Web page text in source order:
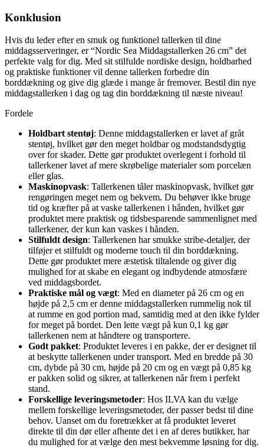
Konklusion
Hvis du leder efter en smuk og funktionel tallerken til dine
middagsserveringer, er “Nordic Sea Middagstallerken 26 cm” det
perfekte valg for dig. Med sit stilfulde nordiske design, holdbarhed
og praktiske funktioner vil denne tallerken forbedre din
borddækning og give dig glæde i mange år fremover. Bestil din nye
middagstallerken i dag og tag din borddækning til næste niveau!
Fordele
Holdbart stentøj: Denne middagstallerken er lavet af gråt
stentøj, hvilket gør den meget holdbar og modstandsdygtig
over for skader. Dette gør produktet overlegent i forhold til
tallerkener lavet af mere skrøbelige materialer som porcelæn
eller glas.
Maskinopvask: Tallerkenen tåler maskinopvask, hvilket gør
rengøringen meget nem og bekvem. Du behøver ikke bruge
tid og kræfter på at vaske tallerkenen i hånden, hvilket gør
produktet mere praktisk og tidsbesparende sammenlignet med
tallerkener, der kun kan vaskes i hånden.
Stilfuldt design: Tallerkenen har smukke stribe-detaljer, der
tilføjer et stilfuldt og moderne touch til din borddækning.
Dette gør produktet mere æstetisk tiltalende og giver dig
mulighed for at skabe en elegant og indbydende atmosfære
ved middagsbordet.
Praktiske mål og vægt: Med en diameter på 26 cm og en
højde på 2,5 cm er denne middagstallerken rummelig nok til
at rumme en god portion mad, samtidig med at den ikke fylder
for meget på bordet. Den lette vægt på kun 0,1 kg gør
tallerkenen nem at håndtere og transportere.
Godt pakket: Produktet leveres i en pakke, der er designet til
at beskytte tallerkenen under transport. Med en bredde på 30
cm, dybde på 30 cm, højde på 20 cm og en vægt på 0,85 kg
er pakken solid og sikrer, at tallerkenen når frem i perfekt
stand.
Forskellige leveringsmetoder: Hos ILVA kan du vælge
mellem forskellige leveringsmetoder, der passer bedst til dine
behov. Uanset om du foretrækker at få produktet leveret
direkte til din dør eller afhente det i en af deres butikker, har
du mulighed for at vælge den mest bekvemme løsning for dig.